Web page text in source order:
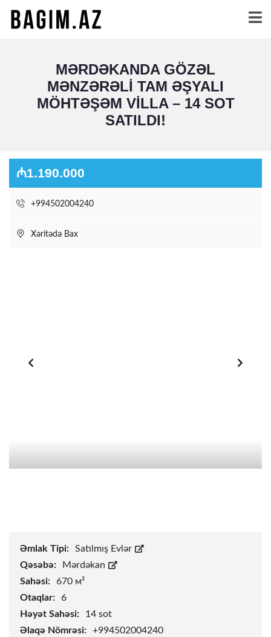
MƏRDƏKANDA GÖZƏL
MƏNZƏRƏLI TAM ƏŞYALI
MÖHTƏŞƏM VILLA – 14 SOT
SATILDI!
₼1.190.000
+994502004240
Xəritədə Bax
Əmlak Tipi:
Satılmış Evlər
Qəsəbə:
Mərdəkan
Sahəsi:
670 м²
Otaqlar:
6
Həyət Sahəsi:
14 sot
Əlaqə Nömrəsi:
+994502004240